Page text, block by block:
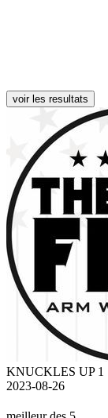
voir les resultats
KNUCKLES UP 1
2023-08-26